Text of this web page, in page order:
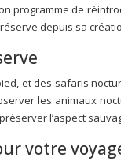
programme de
depuis sa
et des safaris
les animaux
l’aspect
votre